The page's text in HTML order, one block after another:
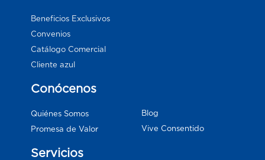
Beneficios Exclusivos
Convenios
Catálogo Comercial
Cliente azul
Conócenos
Quiénes Somos
Promesa de Valor
Blog
Vive Consentido
Servicios